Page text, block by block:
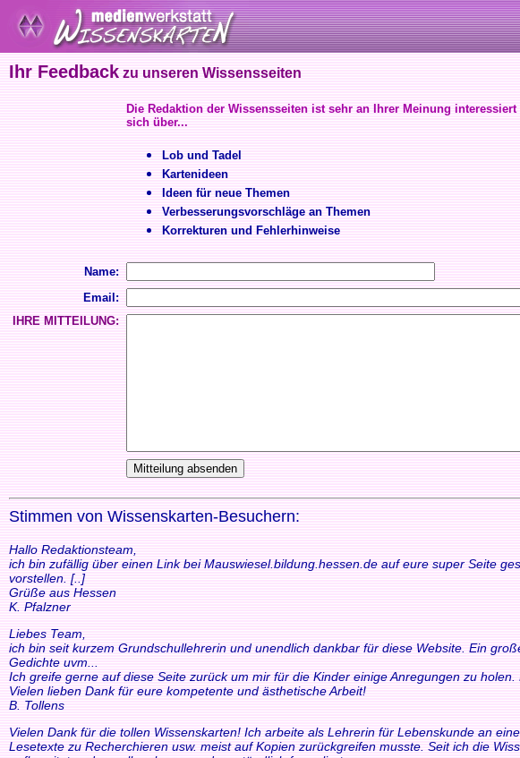
Ihr Feedback zu unseren Wissensseiten
Die Redaktion der Wissensseiten ist sehr an Ihrer Meinung
sich über...
Lob und Tadel
Kartenideen
Ideen für neue Themen
Verbesserungsvorschläge an Themen
Korrekturen und Fehlerhinweise
Name:
Email:
IHRE MITTEILUNG:
Stimmen von Wissenskarten-Besuchern:
Hallo Redaktionsteam,
ich bin zufällig über einen Link bei Mauswiesel.bildung.hessen.de auf eure super Seite
vorstellen. [..]
Grüße aus Hessen
K. Pfalzner
Liebes Team,
ich bin seit kurzem Grundschullehrerin und unendlich dankbar für diese Website. Ein
Gedichte uvm...
Ich greife gerne auf diese Seite zurück um mir für die Kinder einige Anregungen zu
Vielen lieben Dank für eure kompetente und ästhetische Arbeit!
B. Tollens
Vielen Dank für die tollen Wissenskarten! Ich arbeite als Lehrerin für Lebenskunde an
Lesetexte zu Recherchieren usw. meist auf Kopien zurückgreifen musste. Seit ich die